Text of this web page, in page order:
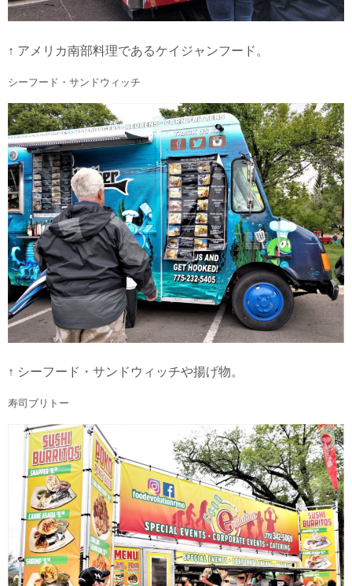
↑ アメリカ南部料理であるケイジャンフード。
シーフード・サンドウィッチ
↑ シーフード・サンドウィッチや揚げ物。
寿司ブリトー